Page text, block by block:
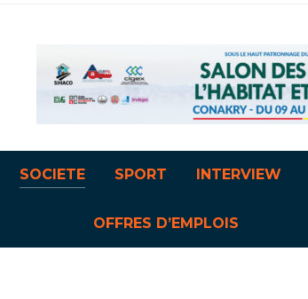
SOCIETE SPORT INTERVIEW
OFFRES D’EMPLOIS